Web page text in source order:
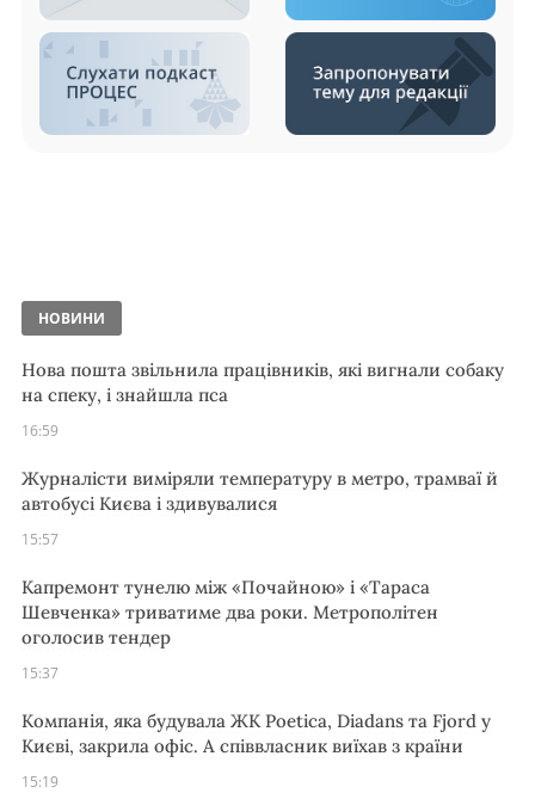
НОВИНИ
Нова пошта звільнила працівників, які вигнали собаку
на спеку, і знайшла пса
16:59
Журналісти виміряли температуру в метро, трамваї й
автобусі Києва і здивувалися
15:57
Капремонт тунелю між «Почайною» і «Тараса
Шевченка» триватиме два роки. Метрополітен
оголосив тендер
15:37
Компанія, яка будувала ЖК Poetica, Diadans та Fjord у
Києві, закрила офіс. А співвласник виїхав з країни
15:19